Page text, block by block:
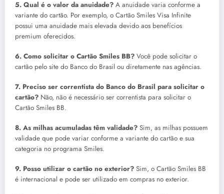
5. Qual é o valor da anuidade? A anuidade varia conforme a
variante do cartão. Por exemplo, o Cartão Smiles Visa Infinite
possui uma anuidade mais elevada devido aos benefícios
premium oferecidos.
6. Como solicitar o Cartão Smiles BB? Você pode solicitar o
cartão pelo site do Banco do Brasil ou diretamente nas agências.
7. Preciso ser correntista do Banco do Brasil para solicitar o
cartão? Não, não é necessário ser correntista para solicitar o
Cartão Smiles BB.
8. As milhas acumuladas têm validade? Sim, as milhas possuem
validade que pode variar conforme a variante do cartão e sua
categoria no programa Smiles.
9. Posso utilizar o cartão no exterior? Sim, o Cartão Smiles BB
é internacional e pode ser utilizado em compras no exterior.